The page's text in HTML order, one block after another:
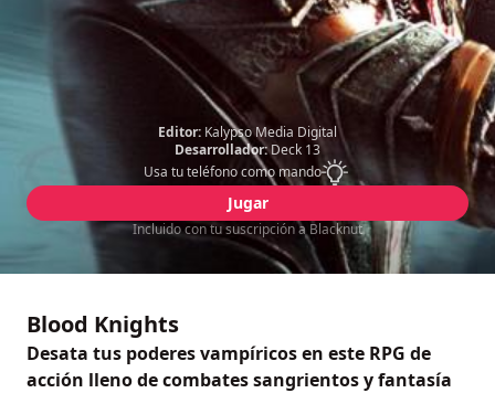
Editor: Kalypso Media Digital
Desarrollador: Deck 13
Usa tu teléfono como mando
Jugar
Incluido con tu suscripción a Blacknut
Blood Knights
Desata tus poderes vampíricos en este RPG de
acción lleno de combates sangrientos y fantasía